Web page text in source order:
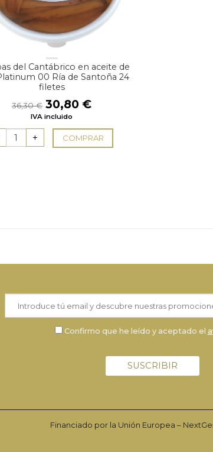
del Cantábrico en aceite de
00 Ría de Santoña 24
filetes
36,30€ El
precio
original
era:
36,30 €.
30,80 €El
actual
es:
30,80 €.
IVA incluido
COMPRAR
Confirmo que he leído y aceptado el
Financiado por la Unión Europea –